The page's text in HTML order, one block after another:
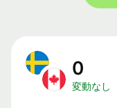
0
変動なし